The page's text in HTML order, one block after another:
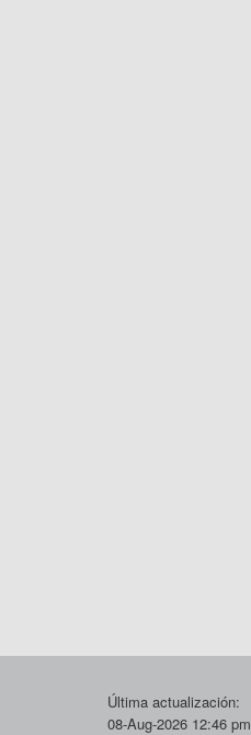
Última actualización:
08-Aug-2026 12:46 pm